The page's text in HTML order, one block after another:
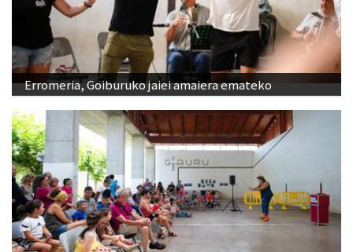
Erromeria, Goiburuko jaiei amaiera emateko